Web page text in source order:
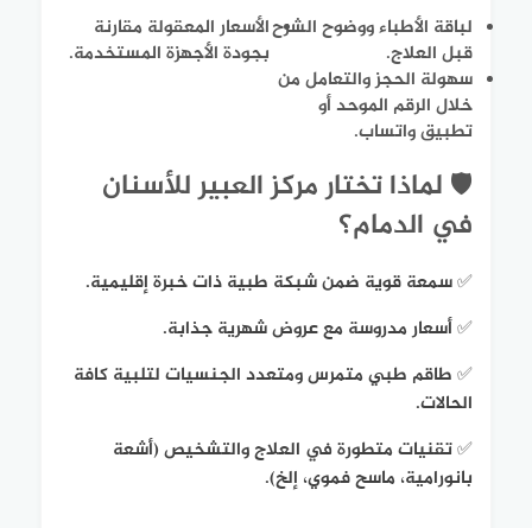
لباقة الأطباء ووضوح الشرح
قبل العلاج.
الأسعار المعقولة مقارنة
بجودة الأجهزة المستخدمة.
سهولة الحجز والتعامل من
خلال الرقم الموحد أو
تطبيق واتساب.
🛡️ لماذا تختار مركز العبير للأسنان
في الدمام؟
✅ سمعة قوية ضمن شبكة طبية ذات خبرة إقليمية.
✅ أسعار مدروسة مع عروض شهرية جذابة.
✅ طاقم طبي متمرس ومتعدد الجنسيات لتلبية كافة
الحالات.
✅ تقنيات متطورة في العلاج والتشخيص (أشعة
بانورامية، ماسح فموي، إلخ).